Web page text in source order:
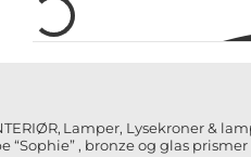
Lamper Lysekroner &
“Sophie” , bronze og glas prismer